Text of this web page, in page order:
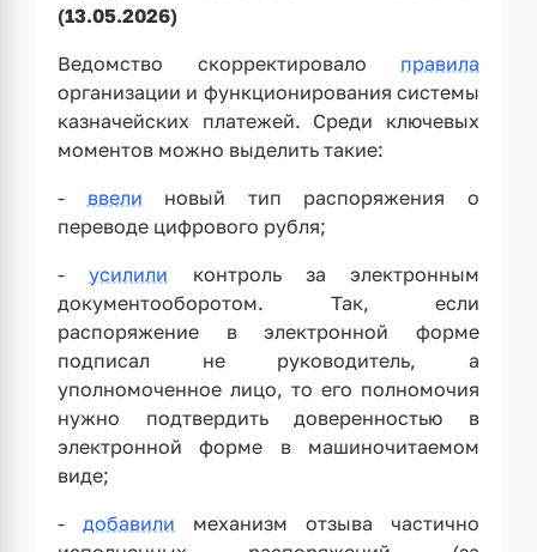
(13.05.2026)
Ведомство скорректировало правила
организации и функционирования системы
казначейских платежей. Среди ключевых
моментов можно выделить такие:
- ввели новый тип распоряжения о
переводе цифрового рубля;
-усилили контроль за электронным
документооборотом. Так, если
распоряжение в электронной форме
подписал не руководитель, а
уполномоченное лицо, то его полномочия
нужно подтвердить доверенностью в
электронной форме в машиночитаемом
виде;
- добавили механизм отзыва частично